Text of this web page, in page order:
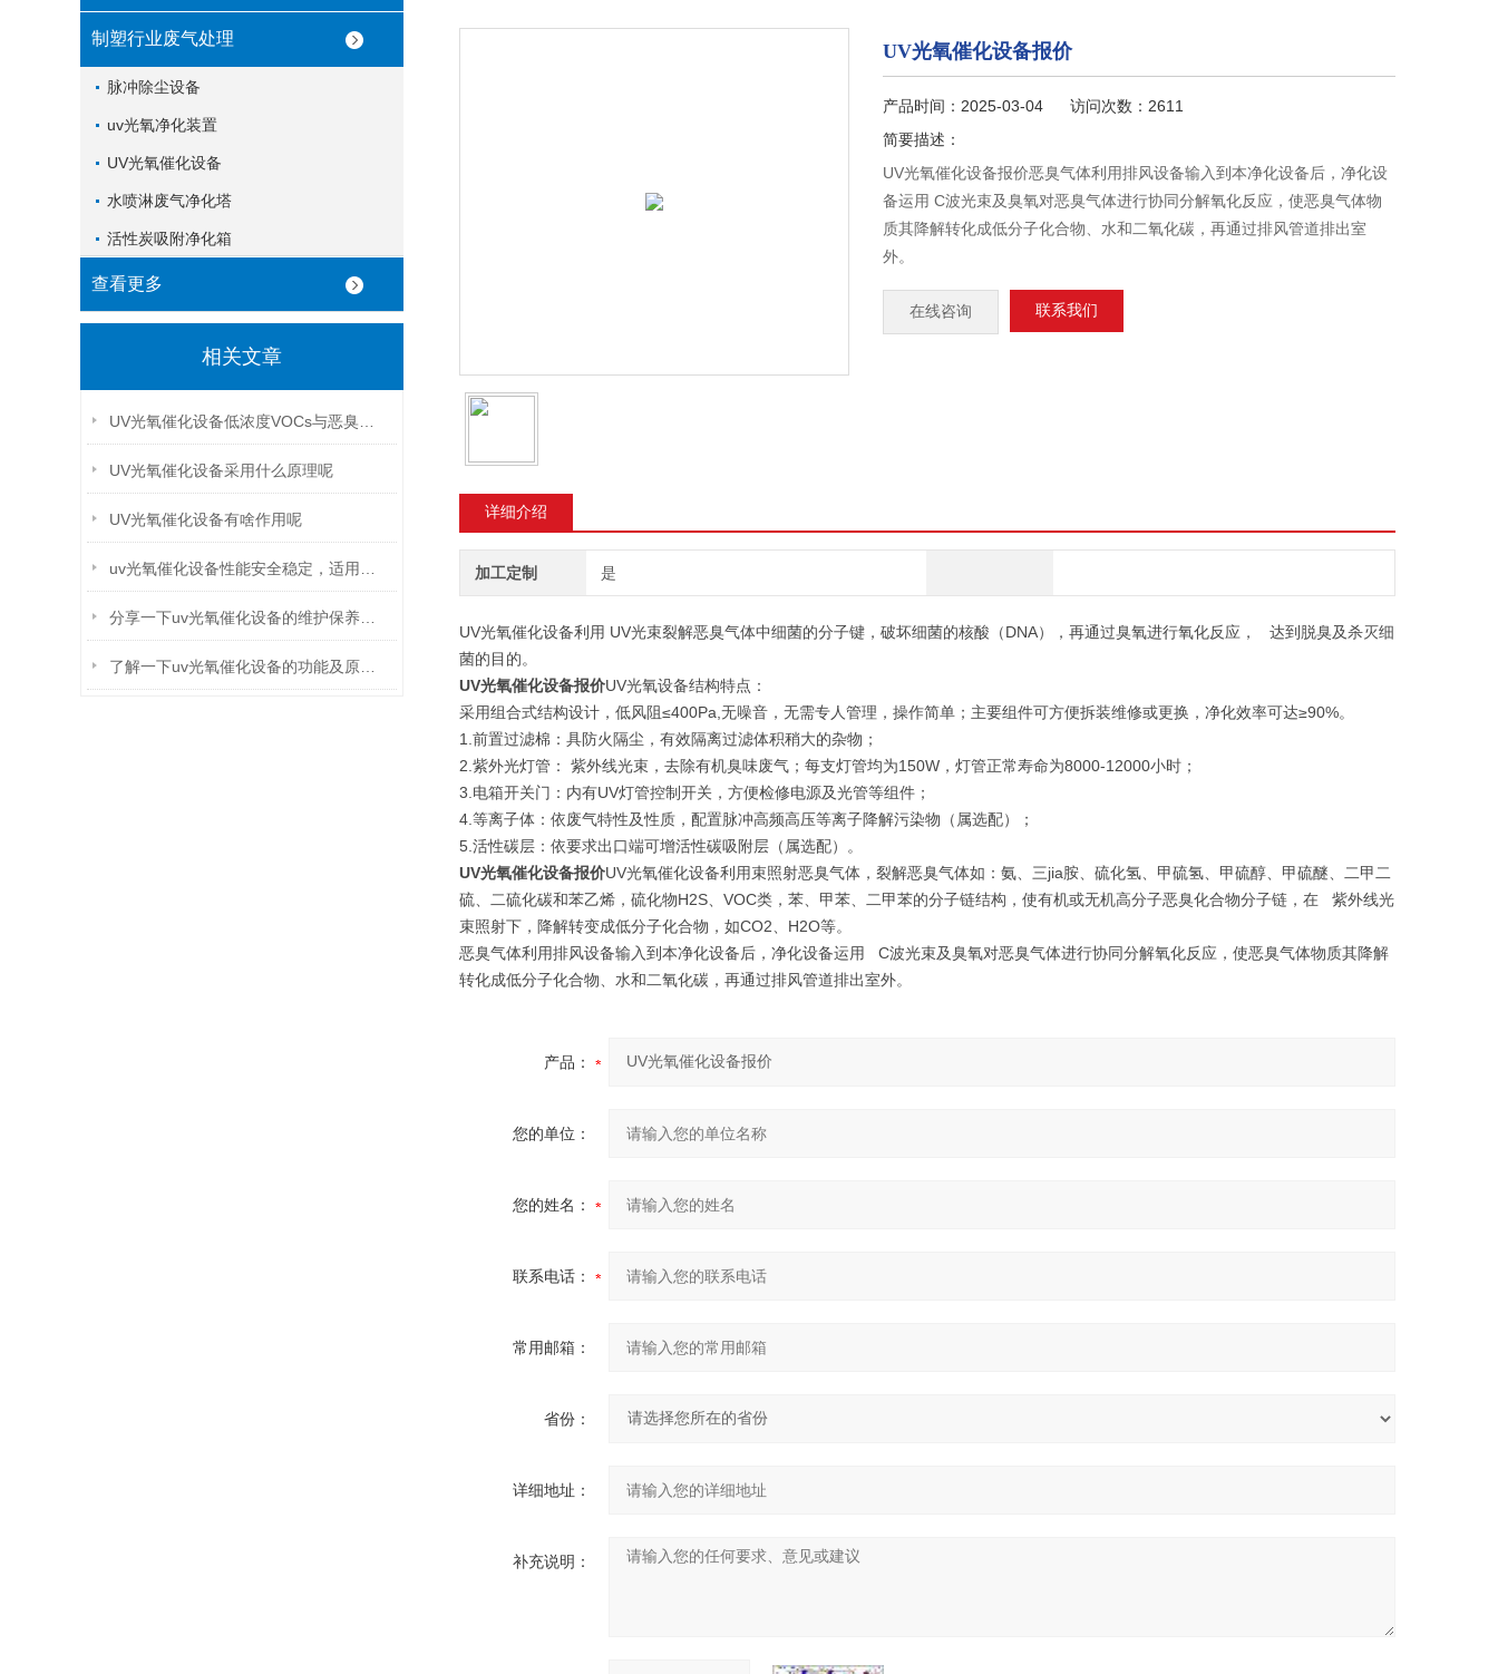
制塑行业废气处理
脉冲除尘设备
uv光氧净化装置
UV光氧催化设备
水喷淋废气净化塔
活性炭吸附净化箱
查看更多
相关文章
UV光氧催化设备采用什么原理呢
UV光氧催化设备有啥作用呢
UV光氧催化设备报价
产品时间：2025-03-04 访问次数：2611
简要描述：
UV光氧催化设备报价恶臭气体利用排风设备输入到本净化设备后，净化设
备运用 C波光束及臭氧对恶臭气体进行协同分解氧化反应，使恶臭气体物
质其降解转化成低分子化合物、水和二氧化碳，再通过排风管道排出室
外。
在线咨询 联系我们
详细介绍
加工定制 是
UV光氧催化设备利用 UV光束裂解恶臭气体中细菌的分子键，破坏细菌的核酸（DNA），再通过臭氧进行氧化反应， 达到脱臭及杀灭细
菌的目的。
UV光氧催化设备报价UV光氧设备结构特点：
采用组合式结构设计，低风阻≤400Pa,无噪音，无需专人管理，操作简单；主要组件可方便拆装维修或更换，净化效率可达≥90%。
1.前置过滤棉：具防火隔尘，有效隔离过滤体积稍大的杂物；
2.紫外光灯管： 紫外线光束，去除有机臭味废气；每支灯管均为150W，灯管正常寿命为8000-12000小时；
3.电箱开关门：内有UV灯管控制开关，方便检修电源及光管等组件；
4.等离子体：依废气特性及性质，配置脉冲高频高压等离子降解污染物（属选配）；
5.活性碳层：依要求出口端可增活性碳吸附层（属选配）。
UV光氧催化设备报价UV光氧催化设备利用束照射恶臭气体，裂解恶臭气体如：氨、三jia胺、硫化氢、甲硫氢、甲硫醇、甲硫醚、二甲二
硫、二硫化碳和苯乙烯，硫化物H2S、VOC类，苯、甲苯、二甲苯的分子链结构，使有机或无机高分子恶臭化合物分子链，在 紫外线光
束照射下，降解转变成低分子化合物，如CO2、H2O等。
恶臭气体利用排风设备输入到本净化设备后，净化设备运用 C波光束及臭氧对恶臭气体进行协同分解氧化反应，使恶臭气体物质其降解
转化成低分子化合物、水和二氧化碳，再通过排风管道排出室外。
产品：
您的单位：
您的姓名：
联系电话：
常用邮箱：
省份：
详细地址：
补充说明：